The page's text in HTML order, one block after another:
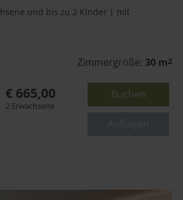
und bis zu 2 Kinder | mit
Zimmergröße: 30 m2
€ 665,00
2 Erwachsene
Buchen